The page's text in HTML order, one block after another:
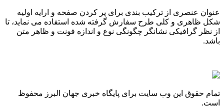
عنوان عنصری از ترکیب بندی برای پر کردن صفحه و ارایه اولیه
شکل ظاهری و کلی طرح سفارش گرفته شده استفاده می نماید، تا
از نظر گرافیکی نشانگر چگونگی نوع و اندازه فونت و ظاهر متن
باشد.
تمام حقوق این وب سایت برای پایگاه خبری جهان البرز محفوظ
است.